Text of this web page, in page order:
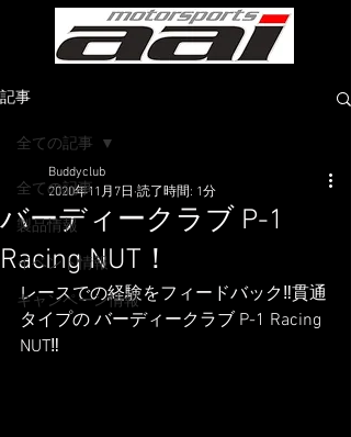
記事
全ての記事
製品情報
イベント情報
キャンペーン情報
全ての記事
バーディークラブ P-1
Racing NUT！
Buddyclub
2020年11月7日 読了時間: 1分
レースでの経験をフィードバック‼️貫通
タイプの バーディークラブ P-1 Racing
NUT‼️